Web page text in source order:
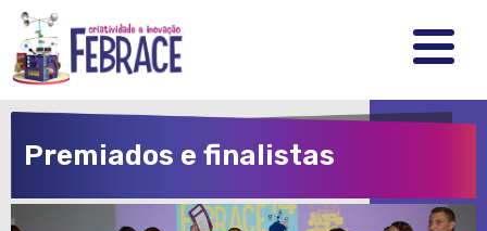
FEBRRACE
.
.
.
Premiados e finalistas